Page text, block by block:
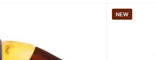
NEW